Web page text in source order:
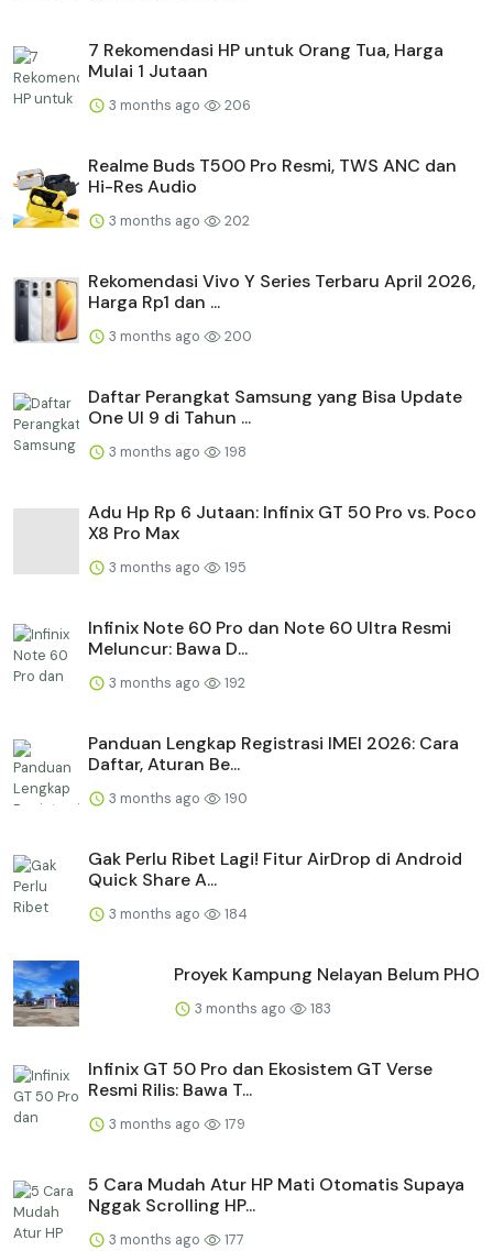
7 Rekomendasi HP untuk Orang Tua, Harga
Mulai 1 Jutaan
3 months ago 206
Realme Buds T500 Pro Resmi, TWS ANC dan
Hi-Res Audio
3 months ago 202
Rekomendasi Vivo Y Series Terbaru April 2026,
Harga Rp1 dan ...
3 months ago 200
Daftar Perangkat Samsung yang Bisa Update
One UI 9 di Tahun ...
3 months ago 198
Adu Hp Rp 6 Jutaan: Infinix GT 50 Pro vs. Poco
X8 Pro Max
3 months ago 195
Infinix Note 60 Pro dan Note 60 Ultra Resmi
Meluncur: Bawa D...
3 months ago 192
Panduan Lengkap Registrasi IMEI 2026: Cara
Daftar, Aturan Be...
3 months ago 190
Gak Perlu Ribet Lagi! Fitur AirDrop di Android
Quick Share A...
3 months ago 184
Proyek Kampung Nelayan Belum PHO
3 months ago 183
Infinix GT 50 Pro dan Ekosistem GT Verse
Resmi Rilis: Bawa T...
3 months ago 179
5 Cara Mudah Atur HP Mati Otomatis Supaya
Nggak Scrolling HP...
3 months ago 177